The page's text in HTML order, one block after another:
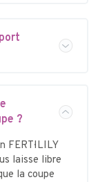
?
FERTI·LILY
laisse libre
la coupe